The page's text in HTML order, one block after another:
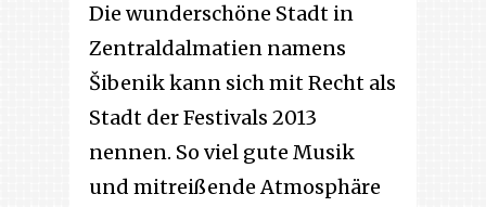
Die wunderschöne Stadt in
Zentraldalmatien namens
Šibenik kann sich mit Recht als
Stadt der Festivals 2013
nennen. So viel gute Musik
und mitreißende Atmosphäre